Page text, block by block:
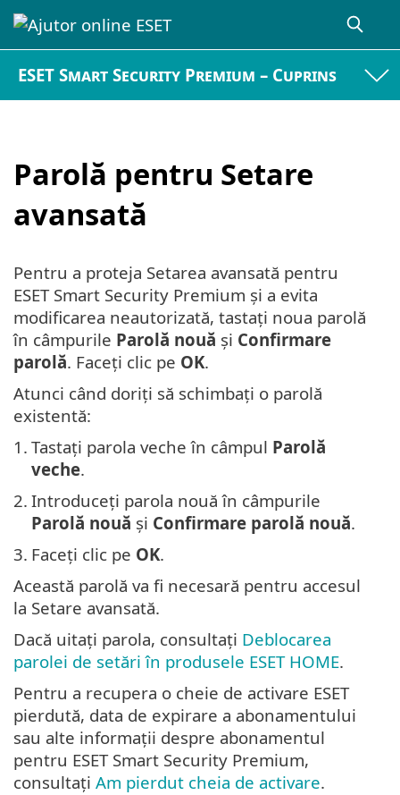
ESET Smart Security Premium – Cuprins
Parolă pentru Setare
avansată
Pentru a proteja Setarea avansată pentru
ESET Smart Security Premium și a evita
modificarea neautorizată, tastați noua parolă
în câmpurile Parolă nouă și Confirmare
parolă. Faceți clic pe OK.
Atunci când doriți să schimbați o parolă
existentă:
1. Tastați parola veche în câmpul Parolă
veche.
2. Introduceți parola nouă în câmpurile
Parolă nouă și Confirmare parolă nouă.
3. Faceți clic pe OK.
Această parolă va fi necesară pentru accesul
la Setare avansată.
Dacă uitați parola, consultați Deblocarea
parolei de setări în produsele ESET HOME.
Pentru a recupera o cheie de activare ESET
pierdută, data de expirare a abonamentului
sau alte informații despre abonamentul
pentru ESET Smart Security Premium,
consultați Am pierdut cheia de activare.